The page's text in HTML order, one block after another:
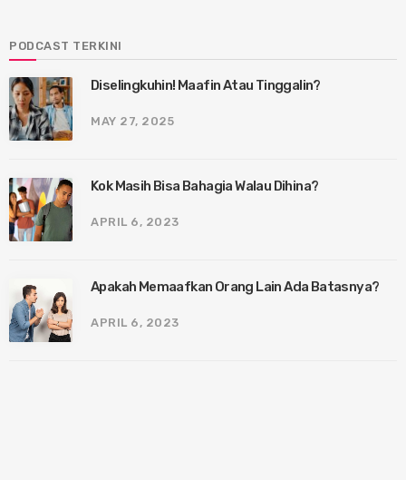
PODCAST TERKINI
Diselingkuhin! Maafin Atau Tinggalin?
MAY 27, 2025
Kok Masih Bisa Bahagia Walau Dihina?
APRIL 6, 2023
Apakah Memaafkan Orang Lain Ada Batasnya?
APRIL 6, 2023